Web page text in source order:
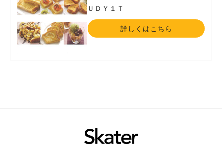
ＵＤＹ１Ｔ
詳しくはこちら